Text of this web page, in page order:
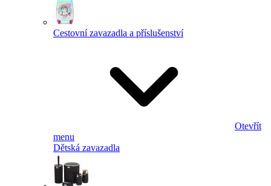
Cestovní zavazadla a příslušenství
Otevřít
menu
Dětská zavazadla